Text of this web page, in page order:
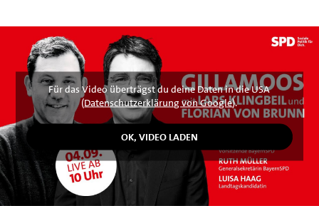
Für das Video überträgst du deine Daten in die USA
(Datenschutzerklärung von Google).